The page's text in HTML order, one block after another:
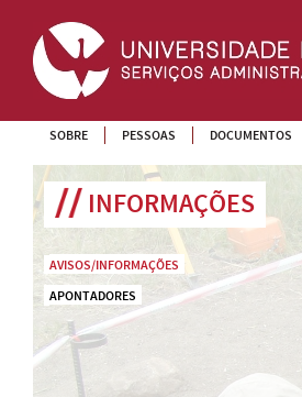
SOBRE PESSOAS DOCUMENTOS
INFORMAÇÕES
AVISOS/INFORMAÇÕES
APONTADORES